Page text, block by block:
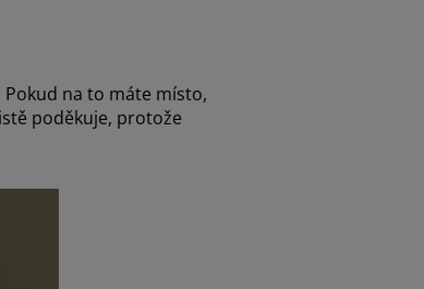
na to máte místo,
poděkuje, protože